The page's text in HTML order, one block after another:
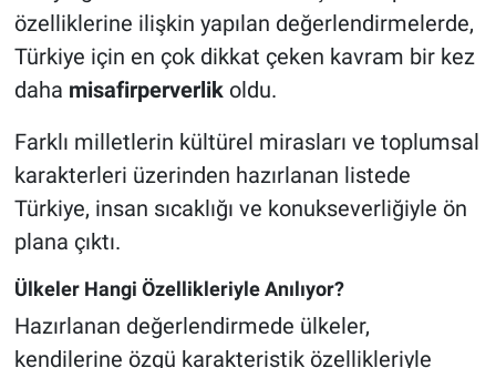
özelliklerine ilişkin yapılan değerlendirmelerde,
Türkiye için en çok dikkat çeken kavram bir kez
daha misafirperverlikoldu.
Farklı milletlerin kültürel mirasları ve toplumsal
karakterleri üzerinden hazırlanan listede
Türkiye, insan sıcaklığı ve konukseverliğiyle ön
plana çıktı.
Ülkeler Hangi Özellikleriyle Anılıyor?
Hazırlanan değerlendirmede ülkeler,
kendilerine özgü karakteristik özellikleriyle